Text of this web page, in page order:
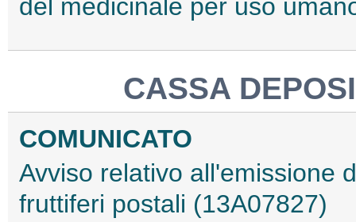
del medicinale per uso
CASSA
COMUNICATO
Avviso relativo all'emissione
fruttiferi postali (13A07827)